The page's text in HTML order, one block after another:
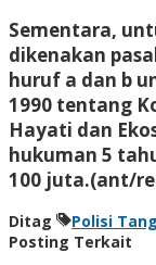
Sementara,
dikenakan
huruf a dan b
1990 tentang
Hayati dan
hukuman 5
100 juta.(ant/
Ditag
Polisi
Posting Terkait